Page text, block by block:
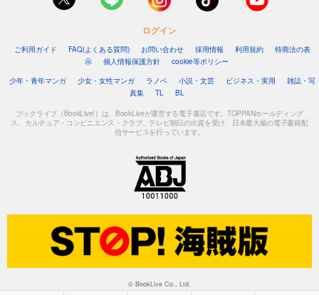
ログイン
ご利用ガイド FAQ(よくある質問) お問い合わせ 採用情報 利用規約
特商法の表
示
個人情報保護方針
cookie等ポリシー
少年・青年マンガ
少女・女性マンガ ラノベ 小説・文芸 ビジネス・実用
雑誌・写
真集
TL BL
ブックライブ（BookLive!）は、BookLiveが運営する電子書店です。TOPPANホールディング
ス、カルチュア・コンビニエンス・クラブ、テレビ朝日の出資を受け、日本最大級の電子書籍配
信サービスを行っています。
© BookLive Co., Ltd.